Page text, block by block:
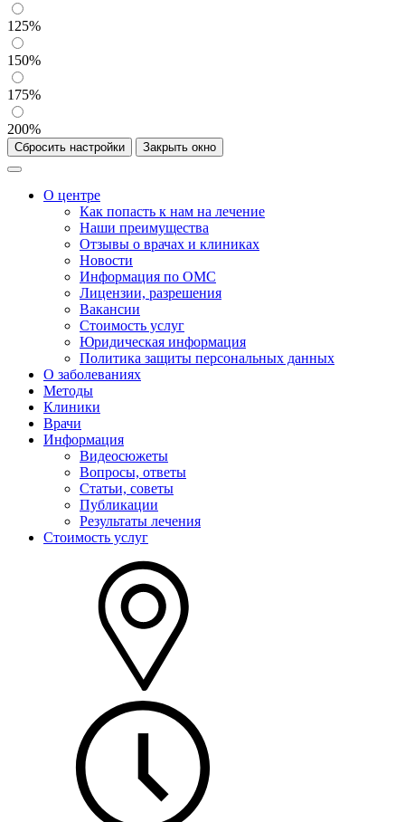
125%
150%
175%
200%
Сбросить настройки Закрыть окно
О центре
Как попасть к нам на лечение
Наши преимущества
Отзывы о врачах и клиниках
Новости
Информация по ОМС
Лицензии, разрешения
Вакансии
Стоимость услуг
Юридическая информация
Политика защиты персональных данных
О заболеваниях
Методы
Клиники
Врачи
Информация
Видеосюжеты
Вопросы, ответы
Статьи, советы
Публикации
Результаты лечения
Стоимость услуг